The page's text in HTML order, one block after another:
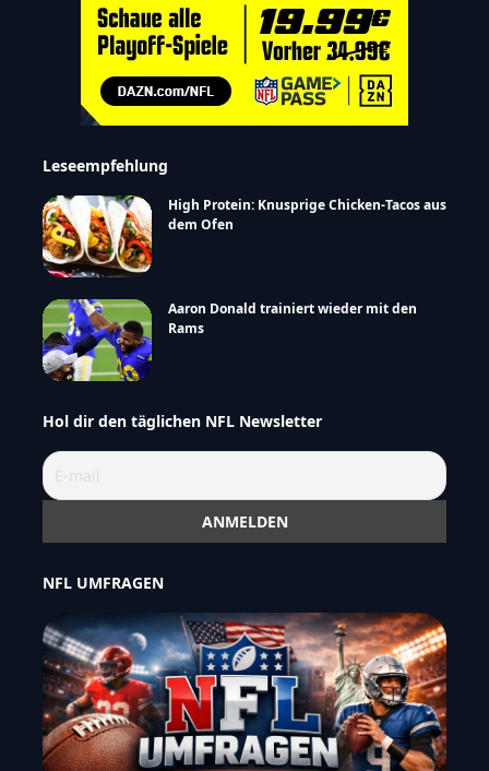
Leseempfehlung
High Protein: Knusprige Chicken-Tacos aus
dem Ofen
Aaron Donald trainiert wieder mit den
Rams
Hol dir den täglichen NFL Newsletter
NFL UMFRAGEN